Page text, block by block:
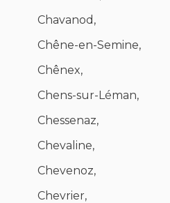
Chavanod,
Chêne-en-Semine,
Chênex,
Chens-sur-Léman,
Chessenaz,
Chevaline,
Chevenoz,
Chevrier,